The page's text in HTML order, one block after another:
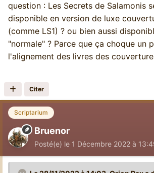
question : Les Secrets de Salamonis
disponible en version de luxe
(comme LS1) ? ou bien aussi
"normale" ? Parce que ça choque un
l'alignement des livres des
Citer
Scriptarium
Bruenor
Posté(e) le 1 Décembre 2022 à